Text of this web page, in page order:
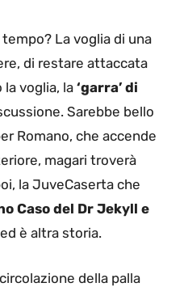
La voglia di una
di restare attaccata
voglia, la ‘garra’ di
Sarebbe bello
Romano, che accende
magari troverà
la JuveCaserta che
Caso del Dr Jekyll e
è altra storia.
della palla